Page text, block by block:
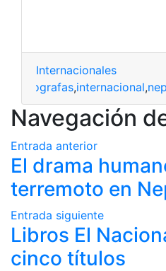
Internacionales
infografas,internacional,
Navegación
Entrada anterior
El drama
terremoto en
Entrada siguiente
Libros El
cinco títulos